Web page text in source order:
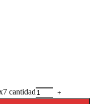
cantidad